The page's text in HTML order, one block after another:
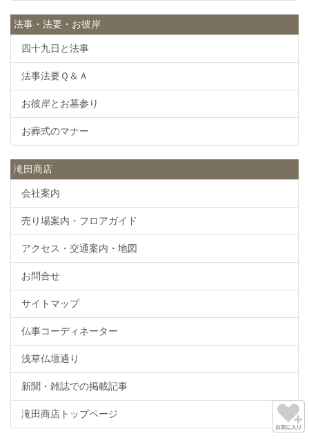
法事・法要・お彼岸
四十九日と法事
法事法要Ｑ＆Ａ
お彼岸とお墓参り
お葬式のマナー
滝田商店
会社案内
売り場案内・フロアガイド
アクセス・交通案内・地図
お問合せ
サイトマップ
仏事コーディネーター
浅草仏壇通り
新聞・雑誌での掲載記事
滝田商店トップページ